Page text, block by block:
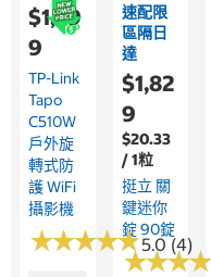
$1,29
9
TP-Link
Tapo
C510W
戶外旋
轉式防
護 WiFi
攝影機
★★★★★
★★★★★5.0 (4)
速配限
區隔日
達
$1,82
9
$20.33
/ 1粒
挺立 關
鍵迷你
錠 90錠
★★★
★★★